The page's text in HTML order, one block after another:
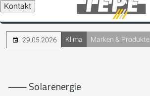
Kontakt
29.05.2026 Klima Marken & Produkte
⸺ Solarenergie